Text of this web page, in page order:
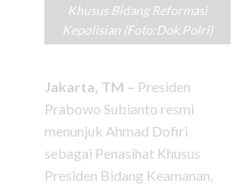
Khusus Bidang Reformasi
Kepolisian (Foto:Dok.Polri)
Jakarta, TM – Presiden
Prabowo Subianto resmi
menunjuk Ahmad Dofiri
sebagai Penasihat Khusus
Presiden Bidang Keamanan,